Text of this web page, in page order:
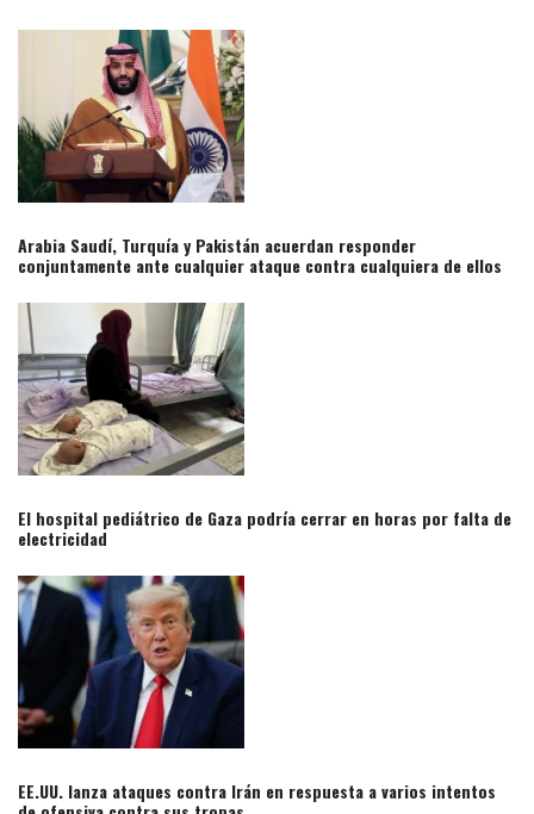
Arabia Saudí, Turquía y Pakistán acuerdan responder
conjuntamente ante cualquier ataque contra cualquiera de ellos​
El hospital pediátrico de Gaza podría cerrar en horas por falta de
electricidad​
EE.UU. lanza ataques contra Irán en respuesta a varios intentos